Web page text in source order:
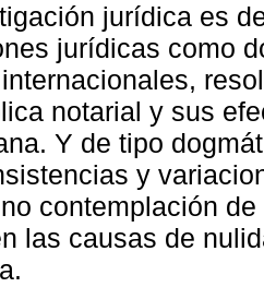
jurídica es
jurídicas como
notarial y sus
Y de tipo
y
contemplación
las causas de